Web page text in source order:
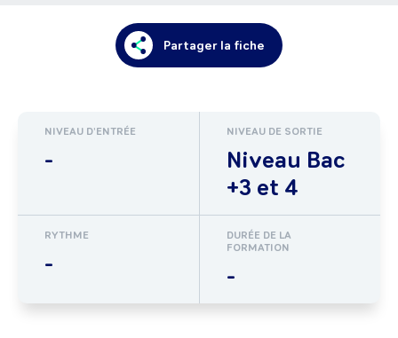
Partager la fiche
NIVEAU D'ENTRÉE
-
NIVEAU DE SORTIE
Niveau Bac
+3 et 4
RYTHME
-
DURÉE DE LA
FORMATION
-